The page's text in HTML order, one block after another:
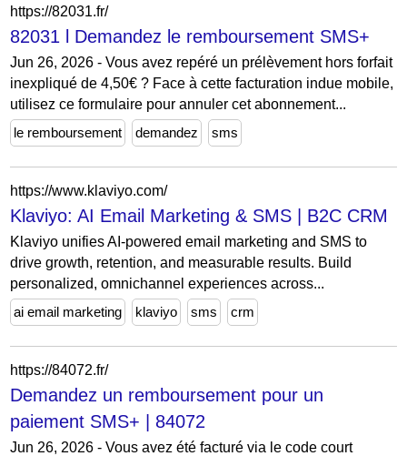
https://82031.fr/
82031 l Demandez le remboursement SMS+
Jun 26, 2026 - Vous avez repéré un prélèvement hors forfait
inexpliqué de 4,50€ ? Face à cette facturation indue mobile,
utilisez ce formulaire pour annuler cet abonnement...
le remboursement
demandez sms
https://www.klaviyo.com/
Klaviyo: AI Email Marketing & SMS | B2C CRM
Klaviyo unifies AI-powered email marketing and SMS to
drive growth, retention, and measurable results. Build
personalized, omnichannel experiences across...
ai email marketing
klaviyo sms crm
https://84072.fr/
Demandez un remboursement pour un
paiement SMS+ | 84072
Jun 26, 2026 - Vous avez été facturé via le code court